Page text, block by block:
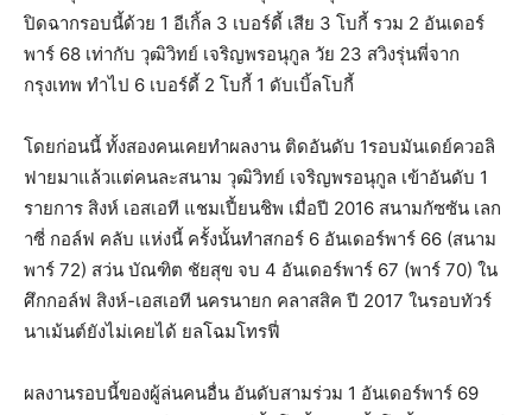
ปิดฉากรอบนี้ด้วย 1 อีเกิ้ล 3 เบอร์ดี้ เสีย 3 โบกี้ รวม 2 อันเดอร์
พาร์ 68 เท่ากับ วุฒิวิทย์ เจริญพรอนุกูล วัย 23 สวิงรุ่นพี่จาก
กรุงเทพ ทำไป 6 เบอร์ดี้ 2 โบกี้ 1 ดับเบิ้ลโบกี้
โดยก่อนนี้ ทั้งสองคนเคยทำผลงาน ติดอันดับ 1รอบมันเดย์ควอลิ
ฟายมาแล้วแต่คนละสนาม วุฒิวิทย์ เจริญพรอนุกูล เข้าอันดับ 1
รายการ สิงห์ เอสเอที แชมเปี้ยนชิพ เมื่อปี 2016 สนามกัซซัน เลก
าซี่ กอล์ฟ คลับ แห่งนี้ ครั้งนั้นทำสกอร์ 6 อันเดอร์พาร์ 66 (สนาม
พาร์ 72) สว่น บัณฑิต ชัยสุข จบ 4 อันเดอร์พาร์ 67 (พาร์ 70) ใน
ศึกกอล์ฟ สิงห์-เอสเอที นครนายก คลาสสิค ปี 2017 ในรอบทัวร์
นาเม้นต์ยังไม่เคยได้ ยลโฉมโทรฟี่
ผลงานรอบนี้ของผู้ล่นคนอื่น อันดับสามร่วม 1 อันเดอร์พาร์ 69